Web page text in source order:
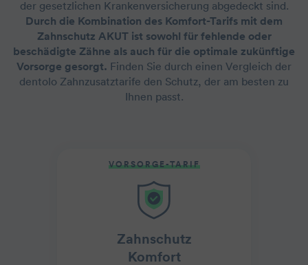
der gesetzlichen Krankenversicherung abgedeckt sind.
Durch die Kombination des Komfort-Tarifs mit dem
Zahnschutz AKUT ist sowohl für fehlende oder
beschädigte Zähne als auch für die optimale zukünftige
Vorsorge gesorgt. Finden Sie durch einen Vergleich der
dentolo Zahnzusatztarife den Schutz, der am besten zu
Ihnen passt.
VORSORGE-TARIF
Zahnschutz
Komfort